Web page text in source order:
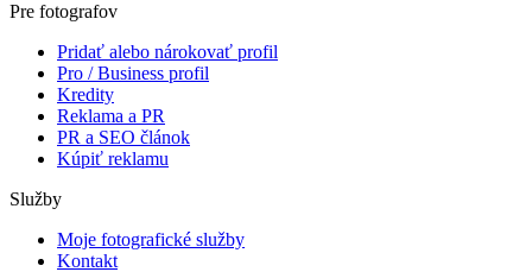
Pre fotografov
Pridať alebo nárokovať profil
Pro / Business profil
Kredity
Reklama a PR
PR a SEO článok
Kúpiť reklamu
Služby
Moje fotografické služby
Kontakt